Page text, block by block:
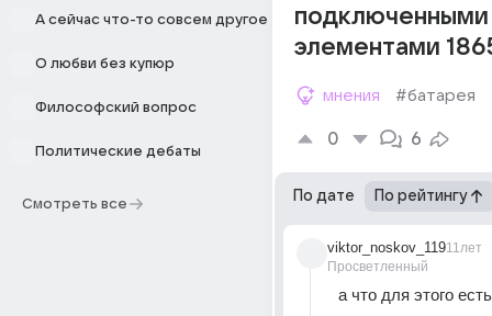
А сейчас что-то совсем другое
О любви без купюр
Философский вопрос
Политические дебаты
Смотреть все
подключенными
элементами
мнения #батарея
0 6
По дате По рейтингу
viktor_noskov_119
Просветленный
11лет
а что для этого